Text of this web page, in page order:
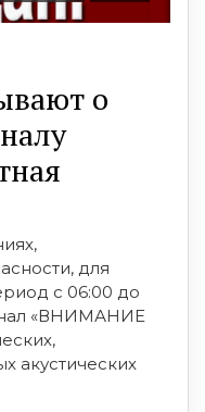
о
для
с 06:00 до
«ВНИМАНИЕ
акустических